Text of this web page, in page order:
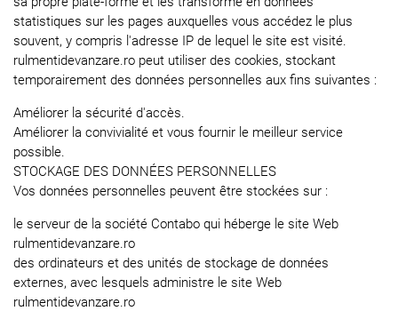
statistiques sur les pages auxquelles vous accédez le plus
souvent, y compris l'adresse IP de lequel le site est visité.
rulmentidevanzare.ro peut utiliser des cookies, stockant
temporairement des données personnelles aux fins suivantes :
Améliorer la sécurité d'accès.
Améliorer la convivialité et vous fournir le meilleur service
possible.
STOCKAGE DES DONNÉES PERSONNELLES
Vos données personnelles peuvent être stockées sur :
le serveur de la société Contabo qui héberge le site Web
rulmentidevanzare.ro
des ordinateurs et des unités de stockage de données
externes, avec lesquels administre le site Web
rulmentidevanzare.ro